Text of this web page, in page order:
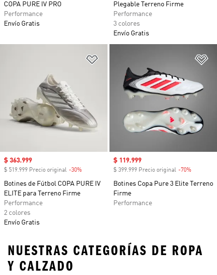
COPA PURE IV PRO
Performance
Envío Gratis
Plegable Terreno Firme
Performance
3 colores
Envío Gratis
Precio de venta
$ 363.999
$ 519.999 Precio original -30%
Botines de Fútbol COPA PURE IV
ELITE para Terreno Firme
Performance
2 colores
Envío Gratis
Precio de venta
$ 119.999
$ 399.999 Precio original -70%
Botines Copa Pure 3 Elite Terreno
Firme
Performance
NUESTRAS CATEGORÍAS DE ROPA
Y CALZADO